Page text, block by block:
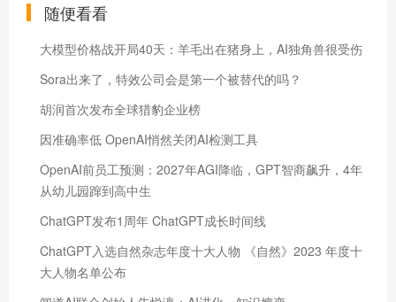
随便看看
大模型价格战开局40天：羊毛出在猪身上，AI独角兽很受伤
Sora出来了，特效公司会是第一个被替代的吗？
胡润首次发布全球猎豹企业榜
因准确率低 OpenAI悄然关闭AI检测工具
OpenAI前员工预测：2027年AGI降临，GPT智商飙升，4年
从幼儿园蹿到高中生
ChatGPT发布1周年 ChatGPT成长时间线
ChatGPT入选自然杂志年度十大人物 《自然》2023 年度十
大人物名单公布